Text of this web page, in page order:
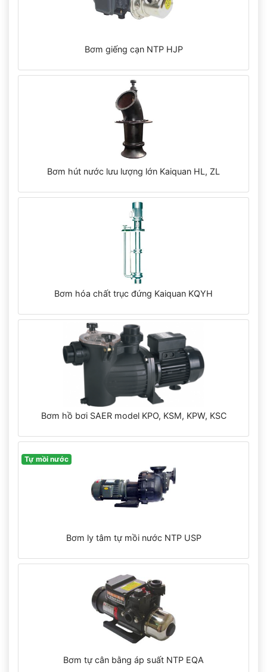
Bơm giếng cạn NTP HJP
Bơm hút nước lưu lượng lớn Kaiquan HL, ZL
Bơm hóa chất trục đứng Kaiquan KQYH
Bơm hồ bơi SAER model KPO, KSM, KPW, KSC
Tự mồi nước
Bơm ly tâm tự mồi nước NTP USP
Bơm tự cân bằng áp suất NTP EQA